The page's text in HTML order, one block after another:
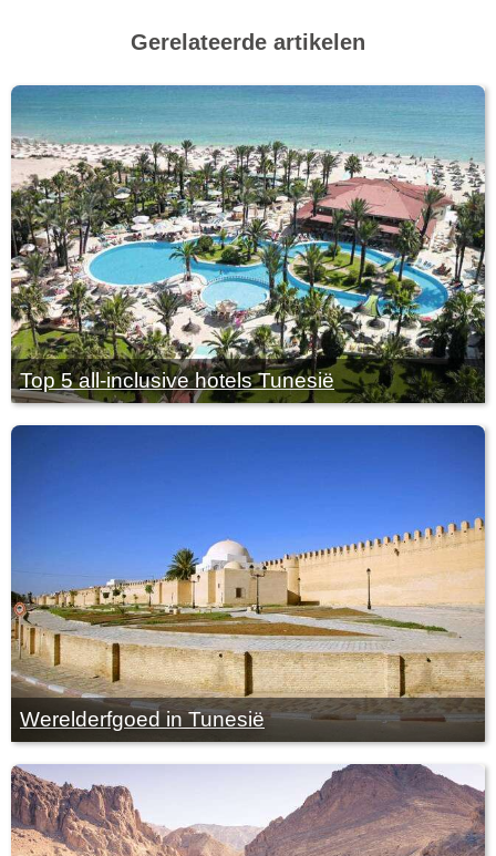
Gerelateerde artikelen
Top 5 all-inclusive hotels Tunesië
Werelderfgoed in Tunesië